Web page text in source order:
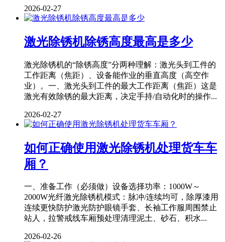
2026-02-27
激光除锈机除锈高度最高是多少
激光除锈机的“除锈高度”分两种理解：激光头到工件的
工作距离（焦距）、设备能作业的垂直高度（高空作
业）。一、激光头到工件的最大工作距离（焦距）这是
激光有效除锈的最大距离，决定手持/自动化时的操作...
2026-02-27
如何正确使用激光除锈机处理货车车
厢？
一、准备工作（必须做）设备选择功率：1000W～
2000W光纤激光除锈机模式：脉冲/连续均可，除厚漆用
连续更快防护激光防护眼镜手套、长袖工作服周围禁止
站人，拉警戒线车厢预处理清理泥土、砂石、积水...
2026-02-26